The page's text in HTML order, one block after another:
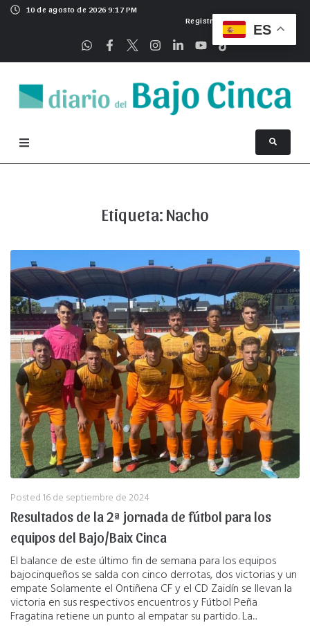
10 de agosto de 2026 9:17 PM
Registrarse
Etiqueta: Nacho
Posted16 de septiembre de 2024
Resultados de la 2ª jornada de fútbol para los
equipos del Bajo/Baix Cinca
El balance de este último fin de semana para los equipos
bajocinqueños se salda con cinco derrotas, dos victorias y un
empate Solamente el Ontiñena CF y el CD Zaidín se llevan la
victoria en sus respectivos encuentros y Fútbol Peña
Fragatina retiene un punto al empatar su partido. La...
ES